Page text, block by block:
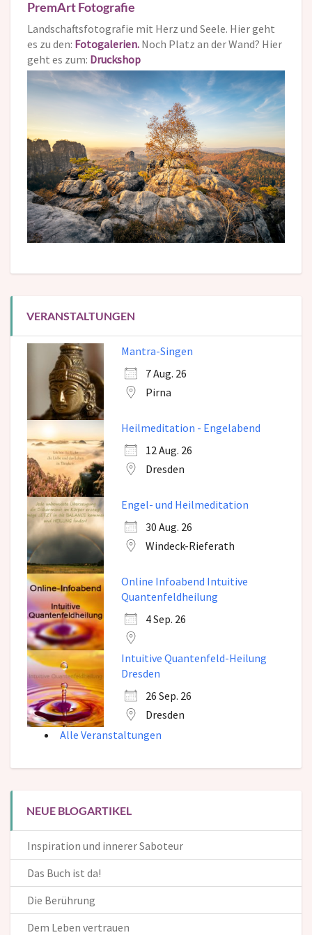
PremArt Fotografie
Landschaftsfotografie mit Herz und Seele. Hier geht
es zu den: Fotogalerien. Noch Platz an der Wand? Hier
geht es zum: Druckshop
VERANSTALTUNGEN
Mantra-Singen
7 Aug. 26
Pirna
Heilmeditation - Engelabend
12 Aug. 26
Dresden
Engel- und Heilmeditation
30 Aug. 26
Windeck-Rieferath
Online Infoabend Intuitive
Quantenfeldheilung
4 Sep. 26
Intuitive Quantenfeld-Heilung
Dresden
26 Sep. 26
Dresden
Alle Veranstaltungen
NEUE BLOGARTIKEL
Inspiration und innerer Saboteur
Das Buch ist da!
Die Berührung
Dem Leben vertrauen